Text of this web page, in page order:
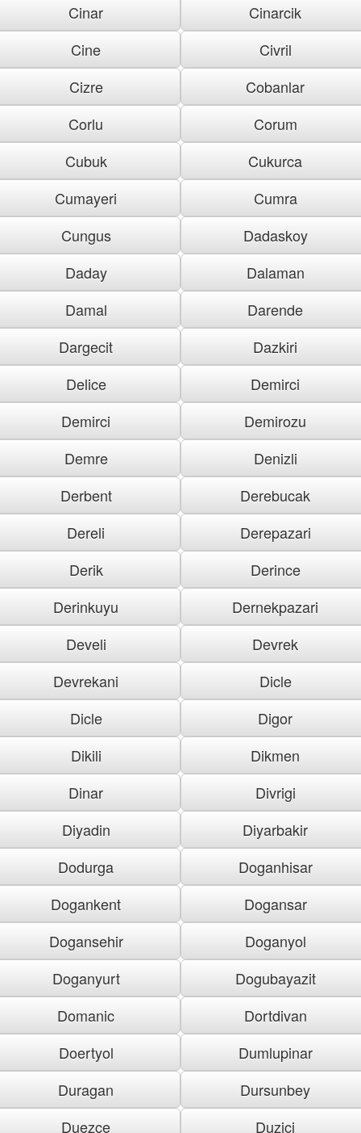
Cinar
Cinarcik
Cine
Civril
Cizre
Cobanlar
Corlu
Corum
Cubuk
Cukurca
Cumayeri
Cumra
Cungus
Dadaskoy
Daday
Dalaman
Damal
Darende
Dargecit
Dazkiri
Delice
Demirci
Demirci
Demirozu
Demre
Denizli
Derbent
Derebucak
Dereli
Derepazari
Derik
Derince
Derinkuyu
Dernekpazari
Develi
Devrek
Devrekani
Dicle
Dicle
Digor
Dikili
Dikmen
Dinar
Divrigi
Diyadin
Diyarbakir
Dodurga
Doganhisar
Dogankent
Dogansar
Dogansehir
Doganyol
Doganyurt
Dogubayazit
Domanic
Dortdivan
Doertyol
Dumlupinar
Duragan
Dursunbey
Duezce
Duzici